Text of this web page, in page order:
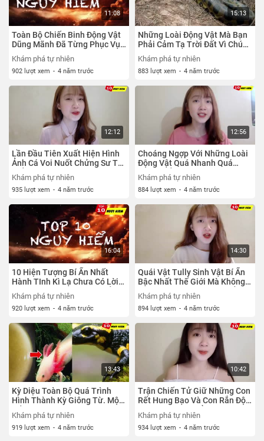
11:08
Toàn Bộ Chiến Binh Động Vật
Dũng Mãnh Đã Từng Phục Vụ
Trong Quân Đội Loài Người
Khám phá tự nhiên
902 lượt xem - 4 năm trước
15:13
Những Loài Động Vật Mà Bạn
Phải Cảm Tạ Trời Đất Vì Chúng
Đã Tuyệt Chủng
Khám phá tự nhiên
883 lượt xem - 4 năm trước
12:12
Lần Đầu Tiên Xuất Hiện Hình
Ảnh Cá Voi Nuốt Chửng Sư Tử
Biển Và Cái Kết Đầy Bất Ngờ
Khám phá tự nhiên
935 lượt xem - 4 năm trước
12:56
Choáng Ngợp Với Những Loài
Động Vật Quá Nhanh Quá
Nguy Hiểm
Khám phá tự nhiên
884 lượt xem - 4 năm trước
16:04
10 Hiện Tượng Bí Ẩn Nhất
Hành TInh Kì Lạ Chưa Có Lời
Giải Đáp - Top 10 Nguy Hiểm
Khám phá tự nhiên
920 lượt xem - 4 năm trước
14:30
Quái Vật Tully Sinh Vật Bí Ẩn
Bậc Nhất Thế Giới Mà Không
Một Khoa Học Nào Có Thể Đỡ
Nỗi
Khám phá tự nhiên
894 lượt xem - 4 năm trước
13:43
Kỳ Diệu Toàn Bộ Quá Trình
Hình Thành Kỳ Giông Từ. Một
Khám phá tự nhiên
919 lượt xem - 4 năm trước
10:42
Trận Chiến Tử Giữ Những Con
Rết Hung Bạo Và Con Rắn Độc
Khám phá tự nhiên
934 lượt xem - 4 năm trước